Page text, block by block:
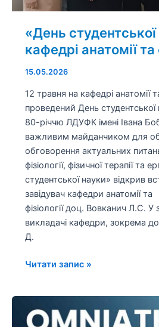
«День
кафедрі анатомії та
15.05.2026
12 травня на кафедрі анатомії
проведений День
80-річчю ЛДУФК імені Івана
важливим майданчиком для
обговорення актуальних
фізіології, фізичної терапії та
студентської науки» відкрив
завідувач кафедри анатомії та
фізіології доц. Вовканич Л.С. У
викладачі кафедри, зокрема
Д.
Читати запис »
представників